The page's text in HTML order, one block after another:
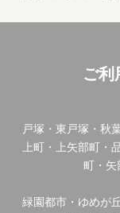
ご利
戸塚・東戸塚・秋
上町・上矢部町・
町・矢
緑園都市・ゆめが